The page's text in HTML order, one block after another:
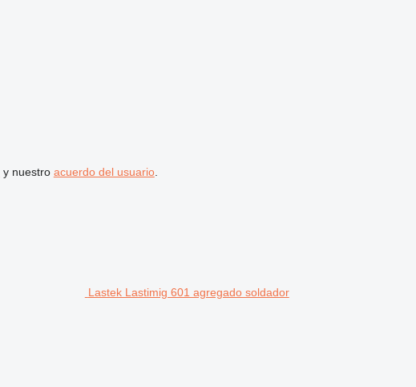
y nuestro acuerdo del usuario.
Lastek Lastimig 601 agregado soldador